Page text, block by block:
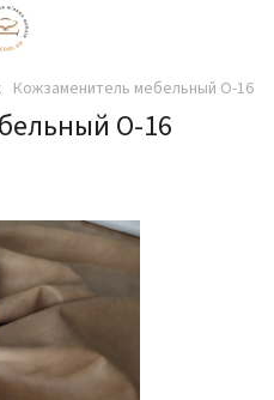
Кожзаменитель мебельный О-16
О-16